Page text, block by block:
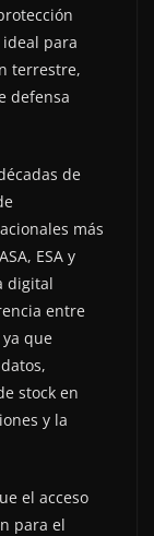
para
terrestre,
defensa
de
más
ESA y
digital
entre
que
stock en
y la
el acceso
para el